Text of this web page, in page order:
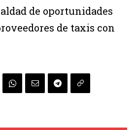
de oportunidades
de taxis con